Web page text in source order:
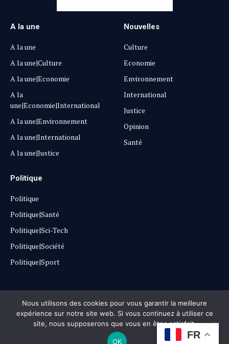
A la une
A la une
A la une|Culture
A la une|Economie
A la
une|Economie|International
A la une|Environnement
A la une|International
A la une|Justice
Nouvelles
Culture
Economie
Environnement
International
Justice
Opinion
Santé
Politique
Politique
Politique|Santé
Politique|Sci-Tech
Politique|Société
Politique|Sport
Copyright © 2025 Lehautpanel
Confidentialité Contact Don
FR
Nous utilisons des cookies pour vous garantir la meilleure
expérience sur notre site web. Si vous continuez à utiliser ce
site, nous supposerons que vous en êtes satisfait.
OK